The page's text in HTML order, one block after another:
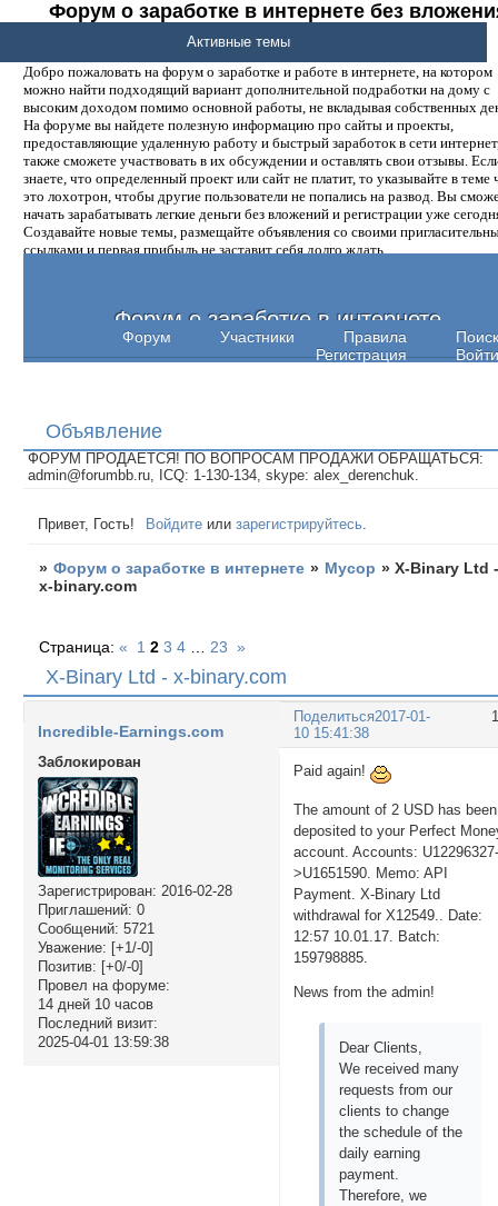
Форум о заработке в интернете без
денег.
Добро пожаловать на форум о заработке и работе в интернете, на котором
можно найти подходящий вариант дополнительной подработки на дому с
высоким доходом помимо основной работы, не вкладывая собственных
На форуме вы найдете полезную информацию про сайты и проекты,
предоставляющие удаленную работу и быстрый заработок в сети
также сможете участвовать в их обсуждении и оставлять свои отзывы.
знаете, что определенный проект или сайт не платит, то указывайте в теме
это лохотрон, чтобы другие пользователи не попались на развод. Вы
начать зарабатывать легкие деньги без вложений и регистрации уже
Создавайте новые темы, размещайте объявления со своими
ссылками и первая прибыль не заставит себя долго ждать.
Форум о заработке в интернете
Форум Участники Правила
Поиск
Регистрация
Войти
Активные темы
Объявление
ФОРУМ ПРОДАЕТСЯ! ПО ВОПРОСАМ ПРОДАЖИ ОБРАЩАТЬСЯ:
admin@forumbb.ru, ICQ: 1-130-134, skype: alex_derenchuk.
Привет, Гость! Войдите илизарегистрируйтесь
» Форум о заработке в интернете » Мусор »X-Binary Ltd
x-binary.com
X-Binary Ltd - x-binary.com
Страница:« 1 2 3 4 23 »
Поделиться2017-01-
10 15:41:38
Incredible-Earnings.com
Заблокирован
Зарегистрирован: 2016-02-28
Приглашений: 0
Сообщений: 5721
Уважение: [+1/-0]
Позитив: [+0/-0]
Провел на форуме:
14 дней 10 часов
Последний визит:
2025-04-01 13:59:38
Paid again!
The amount of 2 USD has been
deposited to your Perfect
account. Accounts:
>U1651590. Memo: API
Payment. X-Binary Ltd
withdrawal for X12549.. Date:
12:57 10.01.17. Batch:
159798885.
News from the admin!
Dear Clients,
We received many
requests from our
clients to change
the schedule of the
daily earning
payment.
Therefore, we